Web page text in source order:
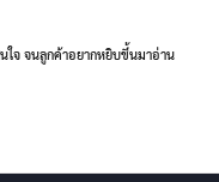
ใจ จนลูกค้าอยากหยิบขึ้นมาอ่าน